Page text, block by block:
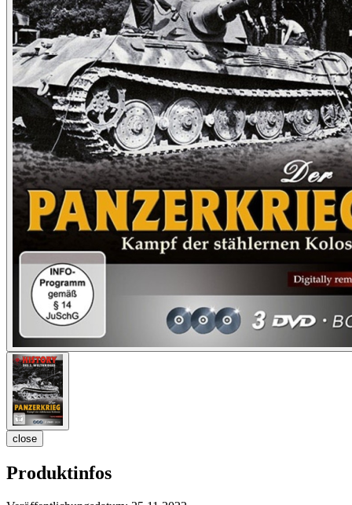
close
Produktinfos